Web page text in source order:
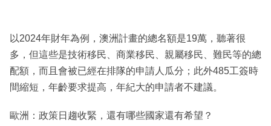
以2024年財年為例，澳洲計畫的總名額是19萬，聽著很
多，但這些是技術移民、商業移民、親屬移民、難民等的總
配額，而且會被已經在排隊的申請人瓜分；此外485工簽時
間縮短，年齡要求提高，年紀大的申請者不建議。
歐洲：政策日趨收緊，還有哪些國家還有希望？